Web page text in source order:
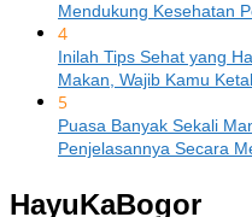
Mendukung Kesehatan
4
Inilah Tips Sehat yang
Makan, Wajib Kamu
5
Puasa Banyak Sekali
Penjelasannya Secara
HayuKaBogor